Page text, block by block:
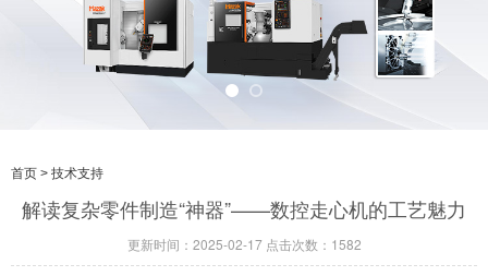
首页 > 技术支持
解读复杂零件制造“神器”——数控走心机的工艺魅力
更新时间：2025-02-17 点击次数：1582